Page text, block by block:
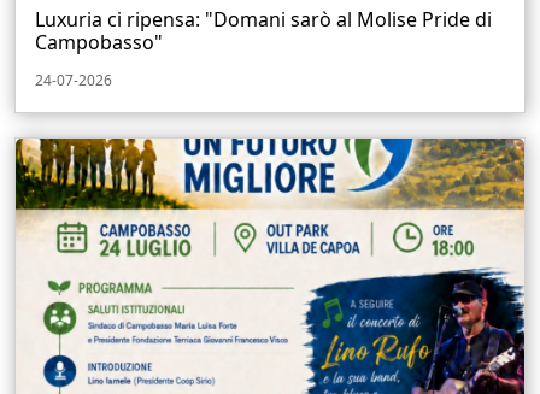
Luxuria ci ripensa: "Domani sarò al Molise Pride di
Campobasso"
24-07-2026